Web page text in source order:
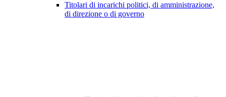
Titolari di incarichi politici, di amministrazione,
di direzione o di governo